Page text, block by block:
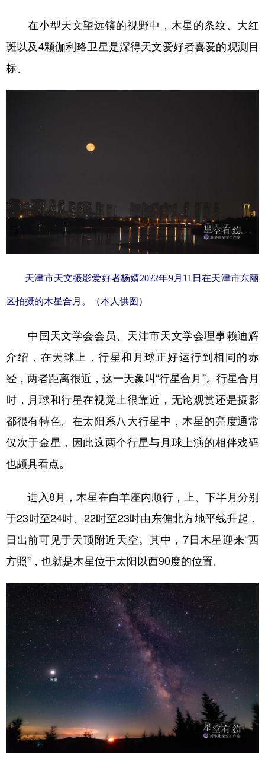
多语种频道
English Español Français عربى
在小型天文望远镜的视野中，木星的条纹、大红
斑以及4颗伽利略卫星是深得天文爱好者喜爱的观测目
标。
天津市天文摄影爱好者杨婧2022年9月11日在天津市东丽
区拍摄的木星合月。（本人供图）
中国天文学会会员、天津市天文学会理事赖迪辉
介绍，在天球上，行星和月球正好运行到相同的赤
经，两者距离很近，这一天象叫“行星合月”。行星合月
时，月球和行星在视觉上很靠近，无论观赏还是摄影
都很有特色。在太阳系八大行星中，木星的亮度通常
仅次于金星，因此这两个行星与月球上演的相伴戏码
也颇具看点。
进入8月，木星在白羊座内顺行，上、下半月分别
于23时至24时、22时至23时由东偏北方地平线升起，
日出前可见于天顶附近天空。其中，7日木星迎来“西
方照”，也就是木星位于太阳以西90度的位置。